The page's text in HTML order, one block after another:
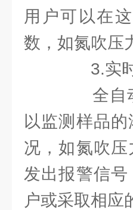
用户可以在
数，如氮吹压
3.实时
全自动
以监测样品
况，如氮吹
发出报警信
户或采取相应